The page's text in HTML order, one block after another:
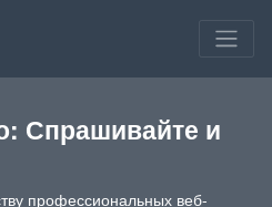
Спрашивайте и
профессиональных веб-